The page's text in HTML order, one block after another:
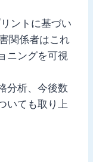
ントに基づい
関係者はこれ
ニングを可視
分析、今後数
いても取り上